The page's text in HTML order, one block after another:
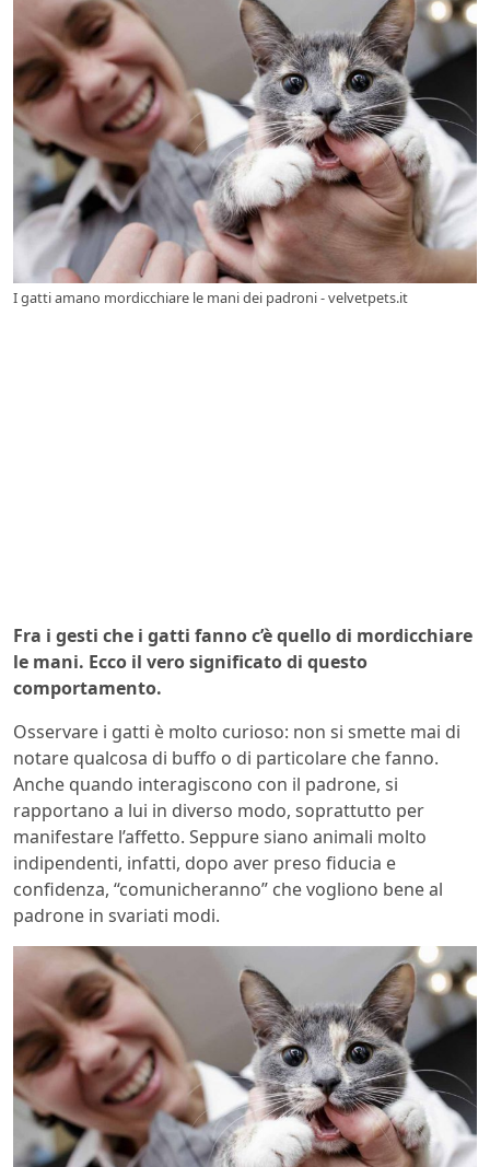
I gatti amano mordicchiare le mani dei padroni - velvetpets.it
Fra i gesti che i gatti fanno c’è quello di mordicchiare
le mani. Ecco il vero significato di questo
comportamento.
Osservare i gatti è molto curioso: non si smette mai di
notare qualcosa di buffo o di particolare che fanno.
Anche quando interagiscono con il padrone, si
rapportano a lui in diverso modo, soprattutto per
manifestare l’affetto. Seppure siano animali molto
indipendenti, infatti, dopo aver preso fiducia e
confidenza, “comunicheranno” che vogliono bene al
padrone in svariati modi.